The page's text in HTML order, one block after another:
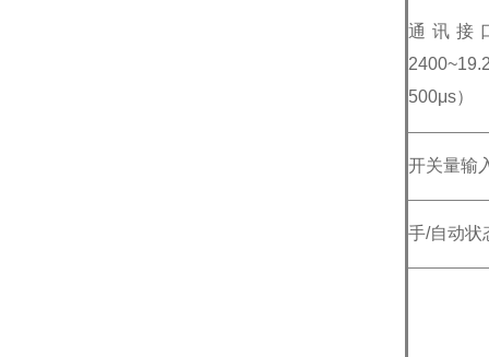
通讯接
500μs）
开关量输
手/自动状